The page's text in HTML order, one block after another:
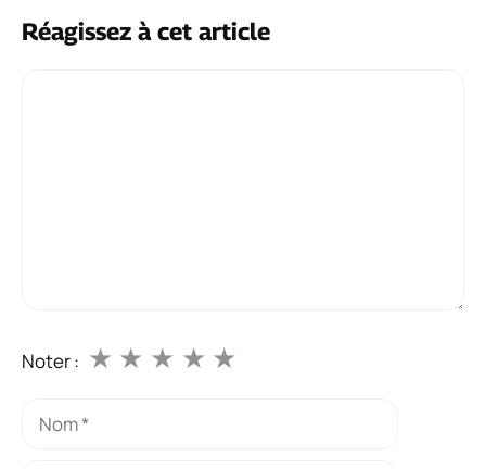
Réagissez à cet article
Noter : ★
★
★
★
★
Nom